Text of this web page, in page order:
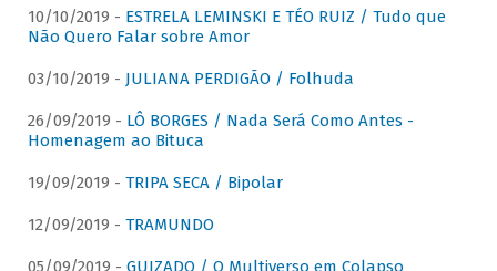
10/10/2019 - ESTRELA LEMINSKI E TÉO RUIZ / Tudo que
Não Quero Falar sobre Amor
03/10/2019 - JULIANA PERDIGÃO / Folhuda
26/09/2019 - LÔ BORGES / Nada Será Como Antes -
Homenagem ao Bituca
19/09/2019 - TRIPA SECA / Bipolar
12/09/2019 - TRAMUNDO